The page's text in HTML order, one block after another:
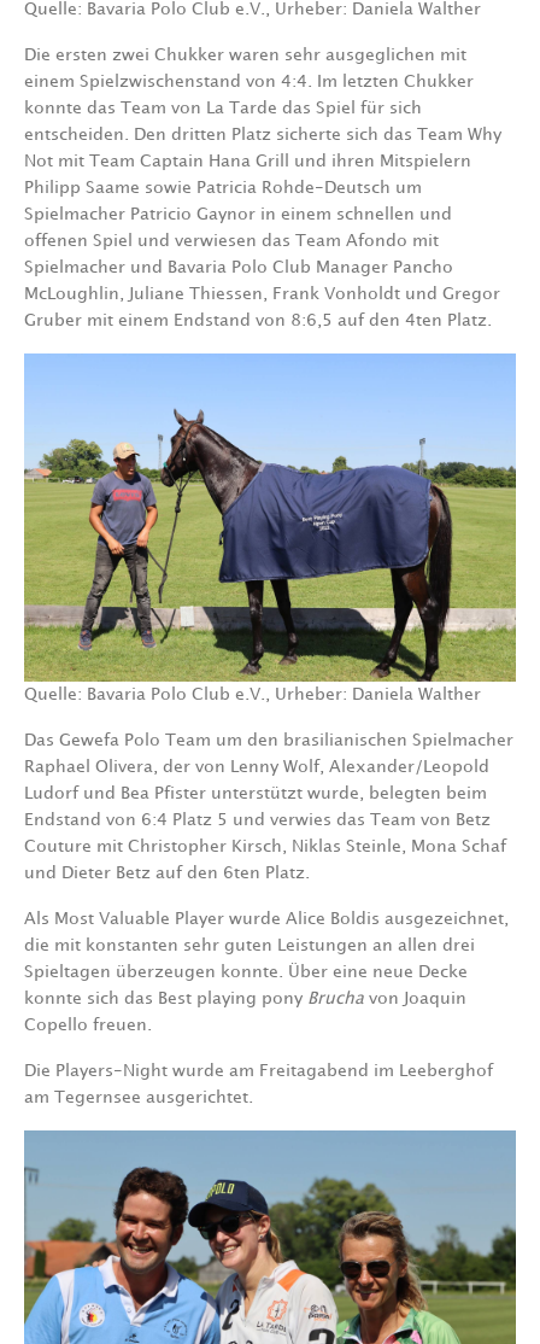
Quelle: Bavaria Polo Club e.V., Urheber: Daniela Walther
Die ersten zwei Chukker waren sehr ausgeglichen mit
einem Spielzwischenstand von 4:4. Im letzten Chukker
konnte das Team von La Tarde das Spiel für sich
entscheiden. Den dritten Platz sicherte sich das Team Why
Not mit Team Captain Hana Grill und ihren Mitspielern
Philipp Saame sowie Patricia Rohde-Deutsch um
Spielmacher Patricio Gaynor in einem schnellen und
offenen Spiel und verwiesen das Team Afondo mit
Spielmacher und Bavaria Polo Club Manager Pancho
McLoughlin, Juliane Thiessen, Frank Vonholdt und Gregor
Gruber mit einem Endstand von 8:6,5 auf den 4ten Platz.
Quelle: Bavaria Polo Club e.V., Urheber: Daniela Walther
Das Gewefa Polo Team um den brasilianischen Spielmacher
Raphael Olivera, der von Lenny Wolf, Alexander/Leopold
Ludorf und Bea Pfister unterstützt wurde, belegten beim
Endstand von 6:4 Platz 5 und verwies das Team von Betz
Couture mit Christopher Kirsch, Niklas Steinle, Mona Schaf
und Dieter Betz auf den 6ten Platz.
Als Most Valuable Player wurde Alice Boldis ausgezeichnet,
die mit konstanten sehr guten Leistungen an allen drei
Spieltagen überzeugen konnte. Über eine neue Decke
konnte sich das Best playing pony Brucha von Joaquin
Copello freuen.
Die Players-Night wurde am Freitagabend im Leeberghof
am Tegernsee ausgerichtet.